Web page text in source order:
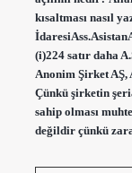
kısaltması nasıl
(i)224 satır daha
Anonim Şirket AŞ,
Çünkü şirketin
sahip olması
değildir çünkü